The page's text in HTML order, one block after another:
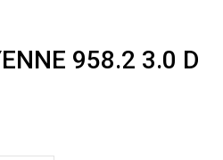
958.2 3.0 D